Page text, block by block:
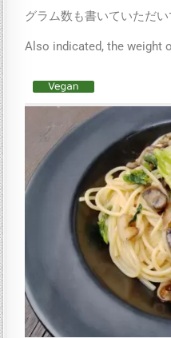
グラム数も書いていただい
Also indicated, the weight